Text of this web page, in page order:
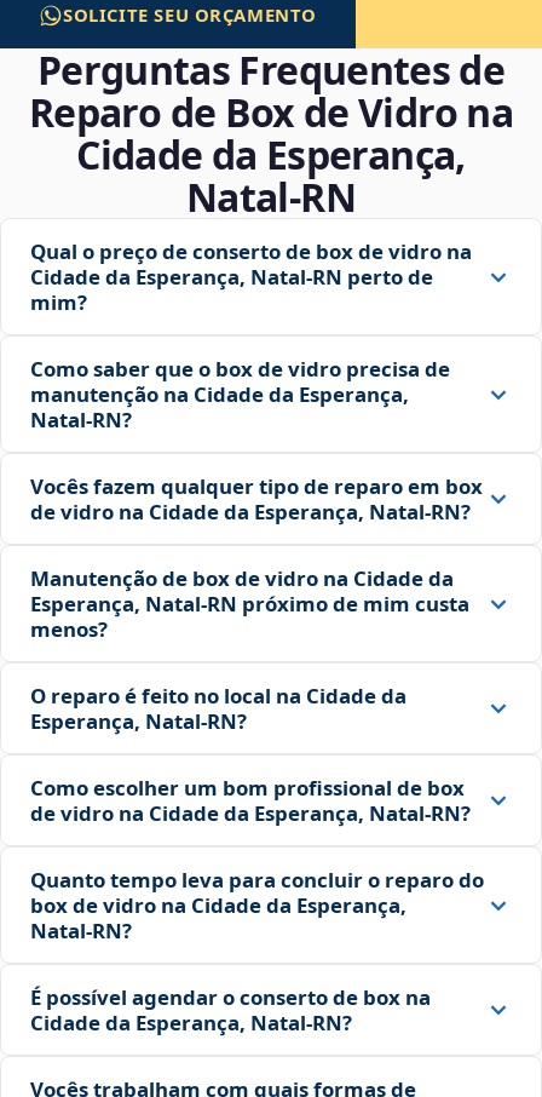
SOLICITE SEU ORÇAMENTO
Perguntas Frequentes de
Reparo de Box de Vidro na
Cidade da Esperança,
Natal‑RN
Qual o preço de conserto de box de vidro na
Cidade da Esperança, Natal‑RN perto de
mim?
Como saber que o box de vidro precisa de
manutenção na Cidade da Esperança,
Natal‑RN?
Vocês fazem qualquer tipo de reparo em box
de vidro na Cidade da Esperança, Natal‑RN?
Manutenção de box de vidro na Cidade da
Esperança, Natal‑RN próximo de mim custa
menos?
O reparo é feito no local na Cidade da
Esperança, Natal‑RN?
Como escolher um bom profissional de box
de vidro na Cidade da Esperança, Natal‑RN?
Quanto tempo leva para concluir o reparo do
box de vidro na Cidade da Esperança,
Natal‑RN?
É possível agendar o conserto de box na
Cidade da Esperança, Natal‑RN?
Vocês trabalham com quais formas de